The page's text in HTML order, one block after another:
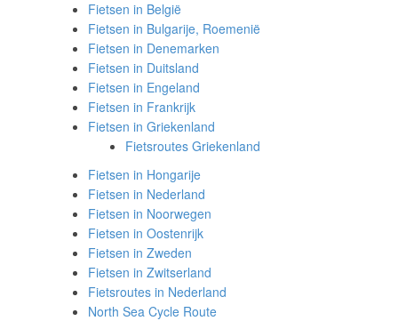
Fietsen in België
Fietsen in Bulgarije, Roemenië
Fietsen in Denemarken
Fietsen in Duitsland
Fietsen in Engeland
Fietsen in Frankrijk
Fietsen in Griekenland
Fietsroutes Griekenland
Fietsen in Hongarije
Fietsen in Nederland
Fietsen in Noorwegen
Fietsen in Oostenrijk
Fietsen in Zweden
Fietsen in Zwitserland
Fietsroutes in Nederland
North Sea Cycle Route